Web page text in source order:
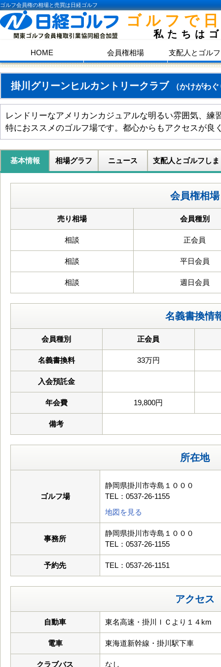
ゴルフ会員権の相場と売買は日経ゴルフ
ゴルフで
私たちは
HOME 会員権相場 支配人とゴル
掛川グリーンヒルカントリークラブ （かけがわ
レンドリーなアメリカンカジュアルな明るい雰囲気、
特におススメのゴルフ場です。都心からもアクセスが良
基本情報 相場グラフ ニュース 支配人とゴルフしま
会員権相場
売り相場 会員種別
相談 正会員
相談 平日会員
相談 週日会員
名義書換情
会員種別 正会員
名義書換料 33万円
入会預託金
年会費 19,800円
備考
所在地
ゴルフ場
静岡県掛川市寺島１０００
TEL：0537-26-1155
地図を見る
事務所
静岡県掛川市寺島１０００
TEL：0537-26-1155
予約先 TEL：0537-26-1151
アクセス
自動車 東名高速・掛川ＩＣより１４km
電車 東海道新幹線・掛川駅下車
クラブバス なし